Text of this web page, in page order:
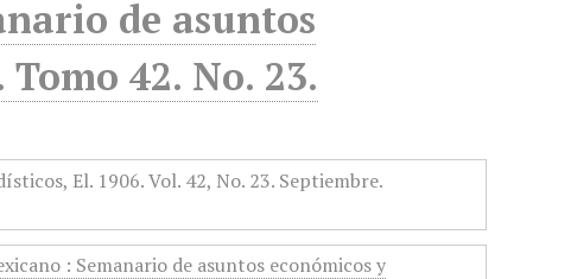
de asuntos
42. No. 23.
: Semanario de asuntos económicos y